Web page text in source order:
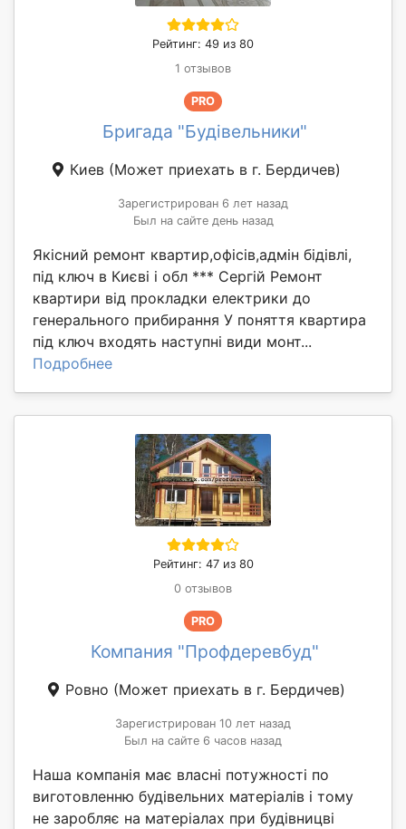
Рейтинг: 49 из 80
1 отзывов
PRO
Бригада "Будівельники"
Киев (Может приехать в г. Бердичев)
Зарегистрирован 6 лет назад
Был на сайте день назад
Якісний ремонт квартир,офісів,адмін бідівлі,
під ключ в Києві і обл *** Сергій Ремонт
квартири від прокладки електрики до
генерального прибирання У поняття квартира
під ключ входять наступні види монт...
Подробнее
Рейтинг: 47 из 80
0 отзывов
PRO
Компания "Профдеревбуд"
Ровно (Может приехать в г. Бердичев)
Зарегистрирован 10 лет назад
Был на сайте 6 часов назад
Наша компанія має власні потужності по
виготовленню будівельних матеріалів і тому
не заробляє на матеріалах при будівницві